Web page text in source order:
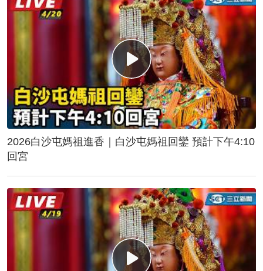
2026白沙屯媽祖進香｜白沙屯媽祖回鑾 預計下午4:10
回宮